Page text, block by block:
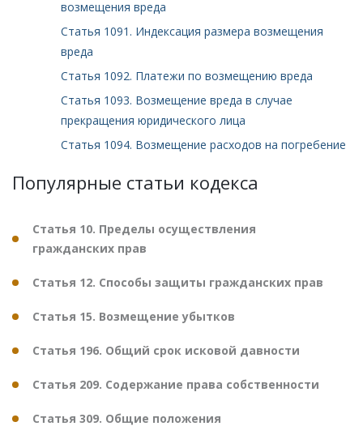
возмещения вреда
Статья 1091. Индексация размера возмещения
вреда
Статья 1092. Платежи по возмещению вреда
Статья 1093. Возмещение вреда в случае
прекращения юридического лица
Статья 1094. Возмещение расходов на погребение
Популярные статьи кодекса
Статья 10. Пределы осуществления
гражданских прав
Статья 12. Способы защиты гражданских прав
Статья 15. Возмещение убытков
Статья 196. Общий срок исковой давности
Статья 209. Содержание права собственности
Статья 309. Общие положения